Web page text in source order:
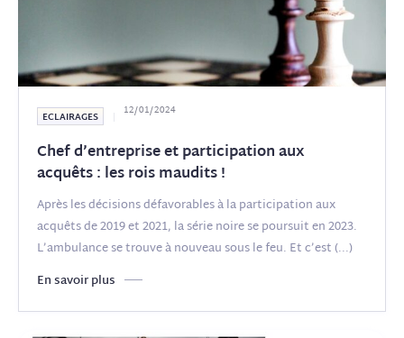
ECLAIRAGES 12/01/2024
Chef d’entreprise et participation aux
acquêts : les rois maudits !
Après les décisions défavorables à la participation aux
acquêts de 2019 et 2021, la série noire se poursuit en 2023.
L’ambulance se trouve à nouveau sous le feu. Et c’est(...)
En savoir plus